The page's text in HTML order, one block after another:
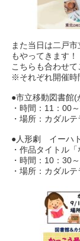
また当日は二戸
もやってきます！
こちらも合わせ
※それぞれ開催時
●市立移動図書館(
・時間：11：00
・場所：カダル
●人形劇 イーハ
・作品タイトル「
・時間：10：30
・場所：カダル